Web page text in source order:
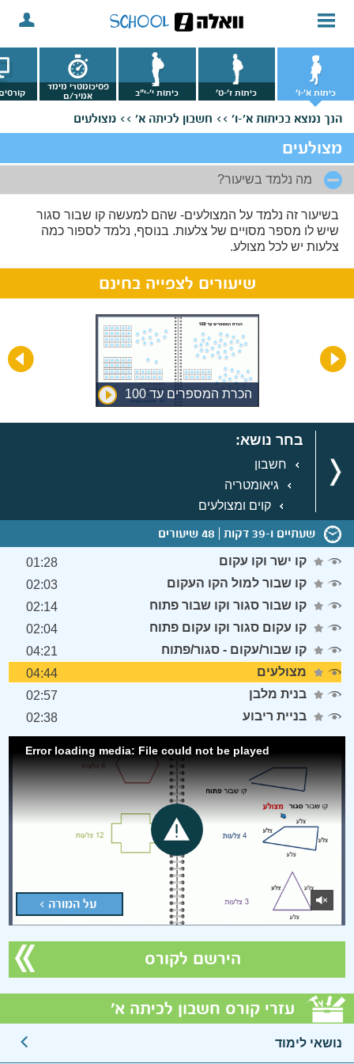
כיתות א'-ו' כיתות ז'-ט' כיתות י'-י"ב
פסיכומטרי מימד
אמיר/ם
הנך נמצא בכיתות א'-ו' >> חשבון לכיתה א' >> מצולעים
מצולעים
מה נלמד בשיעור?
בשיעור זה נלמד על המצולעים- שהם למעשה קו שבור סגור
שיש לו מספר מסויים של צלעות. בנוסף, נלמד לספור כמה
צלעות יש לכל מצולע.
שיעורים לצפייה בחינם
הכרת המספרים עד 100
בחר נושא:
חשבון
גיאומטריה
קוים ומצולעים
שעתיים ו-39 דקות 48 שיעורים
קו ישר וקו עקום
01:28
קו שבור למול הקו העקום
02:03
קו שבור סגור וקו שבור פתוח
02:14
קו עקום סגור וקו עקום פתוח
02:04
קו שבור/עקום - סגור/פתוח
04:21
מצולעים
04:44
בנית מלבן
02:57
בניית ריבוע
02:38
על המורה >
Error loading media: File could not be played
הירשם לקורס
עזרי קורס חשבון לכיתה א'
נושאי לימוד